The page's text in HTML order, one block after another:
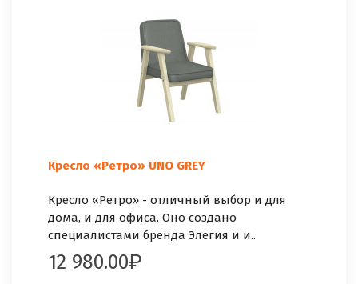
Кресло «Ретро» UNO GREY
Кресло «Ретро» - отличный выбор и для
дома, и для офиса. Оно создано
специалистами бренда Элегия и и..
12 980.00